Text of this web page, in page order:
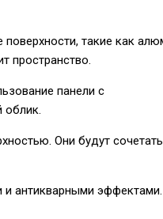
такие как
пространство.
панели с
облик.
Они будут
и антикварными эффектами.